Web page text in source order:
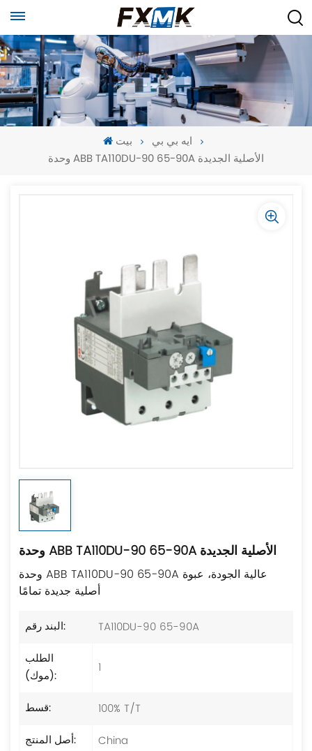
بيت
ايه بي بي
وحدة ABB TA110DU-90 65-90A الأصلية الجديدة
وحدة ABB TA110DU-90 65-90A الأصلية الجديدة
وحدة ABB TA110DU-90 65-90A عالية الجودة، عبوة
أصلية جديدة تمامًا
البند رقم:
TA110DU-90 65-90A
الطلب
(موك):
1
قسط:
100% T/T
أصل المنتج:
China